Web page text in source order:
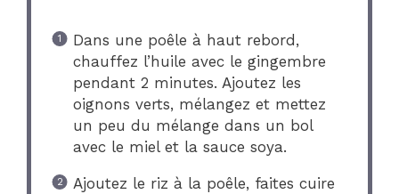
Dans une poêle à haut rebord,
chauffez l’huile avec le gingembre
pendant 2 minutes. Ajoutez les
oignons verts, mélangez et mettez
un peu du mélange dans un bol
avec le miel et la sauce soya.
Ajoutez le riz à la poêle, faites cuire